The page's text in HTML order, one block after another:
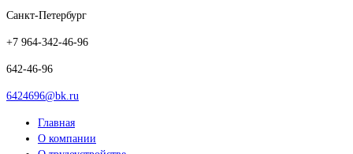
Санкт-Петербург
+7 964-342-46-96
642-46-96
6424696@bk.ru
Главная
О компании